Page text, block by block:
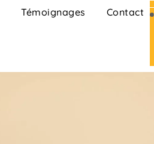
Témoignages Contact